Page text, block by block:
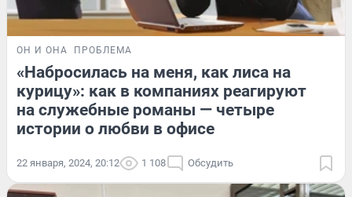
ОН И ОНА ПРОБЛЕМА
«Набросилась на меня, как лиса на
курицу»: как в компаниях реагируют
на служебные романы — четыре
истории о любви в офисе
22 января, 2024, 20:12 1 108 Обсудить